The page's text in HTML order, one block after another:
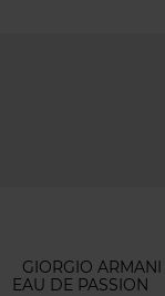
GIORGIO
EAU DE PASSION